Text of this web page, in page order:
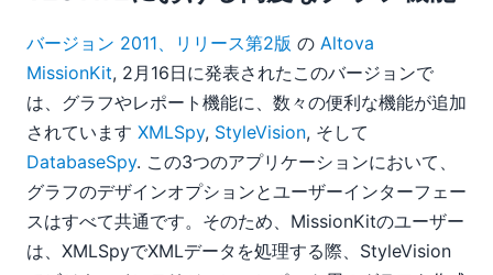
バージョン 2011、リリース第2版 の Altova
MissionKit, 2月16日に発表されたこのバージョンで
は、グラフやレポート機能に、数々の便利な機能が追加
されています XMLSpy, StyleVision, そして
DatabaseSpy. この3つのアプリケーションにおいて、
グラフのデザインオプションとユーザーインターフェー
スはすべて共通です。そのため、MissionKitのユーザー
は、XMLSpyでXMLデータを処理する際、StyleVision